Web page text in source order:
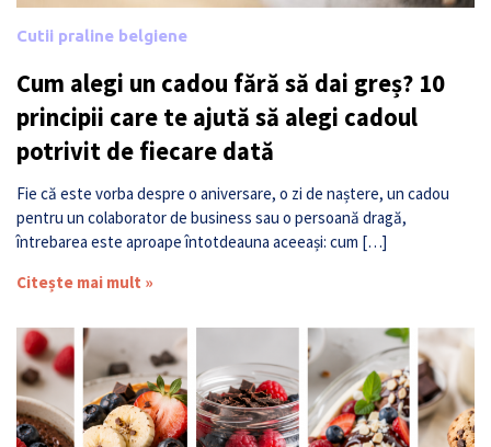
Cutii praline belgiene
Cum alegi un cadou fără să dai greș? 10
principii care te ajută să alegi cadoul
potrivit de fiecare dată
Fie că este vorba despre o aniversare, o zi de naștere, un cadou
pentru un colaborator de business sau o persoană dragă,
întrebarea este aproape întotdeauna aceeași: cum […]
Citește mai mult »